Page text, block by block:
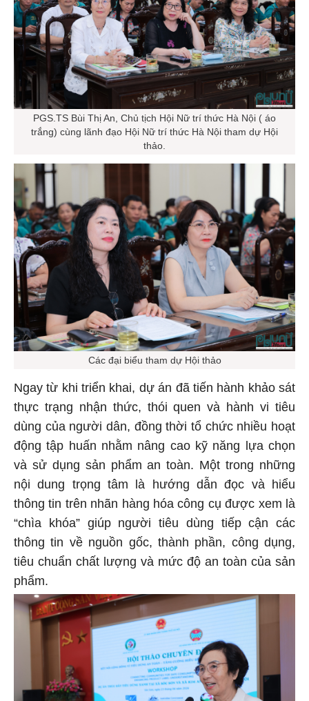
PGS.TS Bùi Thị An, Chủ tịch Hội Nữ trí thức Hà Nội ( áo
trắng) cùng lãnh đạo Hội Nữ trí thức Hà Nội tham dự Hội
thảo.
Các đại biểu tham dự Hội thảo
Ngay từ khi triển khai, dự án đã tiến hành khảo sát
thực trạng nhận thức, thói quen và hành vi tiêu
dùng của người dân, đồng thời tổ chức nhiều hoạt
động tập huấn nhằm nâng cao kỹ năng lựa chọn
và sử dụng sản phẩm an toàn. Một trong những
nội dung trọng tâm là hướng dẫn đọc và hiểu
thông tin trên nhãn hàng hóa công cụ được xem là
“chìa khóa” giúp người tiêu dùng tiếp cận các
thông tin về nguồn gốc, thành phần, công dụng,
tiêu chuẩn chất lượng và mức độ an toàn của sản
phẩm.